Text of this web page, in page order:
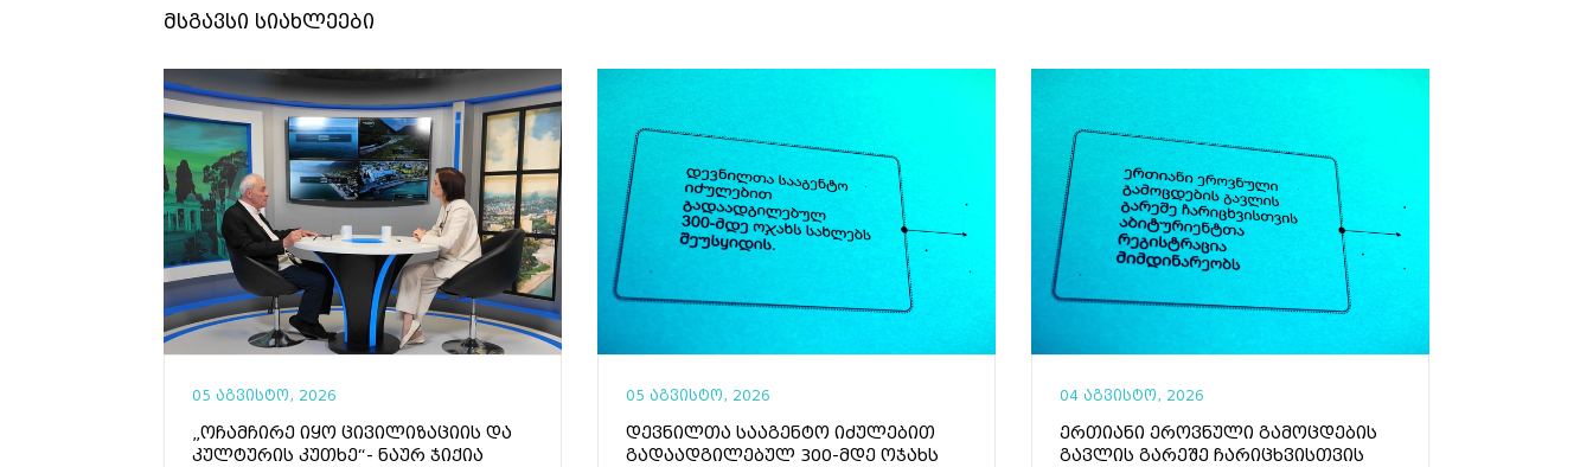
მსგავსი სიახლეები
05 აგვისტო, 2026
„ოჩამჩირე იყო ცივილიზაციის და
კულტურის კუთხე“- ნაურ ჯიქია
05 აგვისტო, 2026
დევნილთა სააგენტო იძულებით
გადაადგილებულ 300-მდე ოჯახს
04 აგვისტო, 2026
ერთიანი ეროვნული გამოცდების
გავლის გარეშე ჩარიცხვისთვის